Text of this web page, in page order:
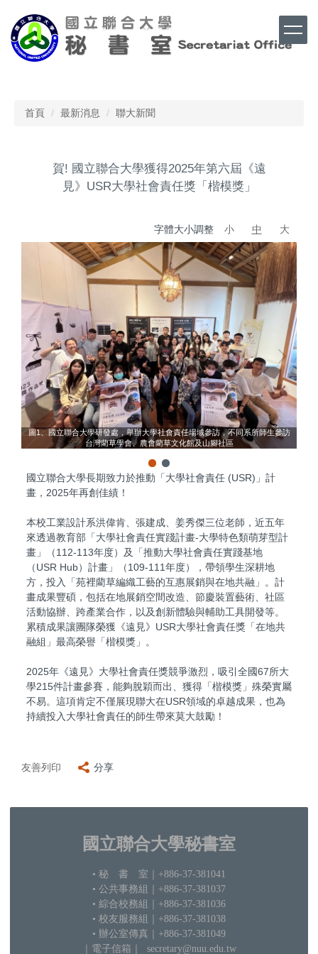
到
主
要
首頁 最新消息 聯大新聞
賀! 國立聯合大學獲得2025年第六屆《遠
見》USR大學社會責任獎「楷模獎」
字體大小調整 小 中 大
圖1、國立聯合大學研發處，舉辦大學社會責任場域參訪，不同系所師生參訪
台灣藺草學會、農會藺草文化館及山腳社區
國立聯合大學長期致力於推動「大學社會責任 (USR)」計
畫，2025年再創佳績！
本校工業設計系洪偉肯、張建成、姜秀傑三位老師，近五年
來透過教育部「大學社會責任實踐計畫-大學特色類萌芽型計
畫」（112-113年度）及「推動大學社會責任實踐基地
（USR Hub）計畫」（109-111年度），帶領學生深耕地
方，投入「苑裡藺草編織工藝的互惠展銷與在地共融」。計
畫成果豐碩，包括在地展銷空間改造、節慶裝置藝術、社區
活動協辦、跨產業合作，以及創新體驗與輔助工具開發等。
累積成果讓團隊榮獲《遠見》USR大學社會責任獎「在地共
融組」最高榮譽「楷模獎」。
2025年《遠見》大學社會責任獎競爭激烈，吸引全國67所大
學215件計畫參賽，能夠脫穎而出、獲得「楷模獎」殊榮實屬
不易。這項肯定不僅展現聯大在USR領域的卓越成果，也為
持續投入大學社會責任的師生帶來莫大鼓勵！
友善列印 分享
國立聯合大學秘書室
• 秘 書 室 ｜+886-37-381041
• 公共事務組｜+886-37-381037
• 綜合校務組｜+886-37-381036
• 校友服務組｜+886-37-381038
• 辦公室傳真｜+886-37-381049
｜電子信箱 ｜ secretary@nuu.edu.tw